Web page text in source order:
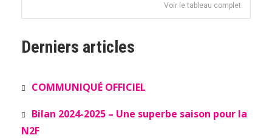
Voir le tableau complet
Derniers articles
COMMUNIQUÉ OFFICIEL
Bilan 2024-2025 – Une superbe saison pour la
N2F